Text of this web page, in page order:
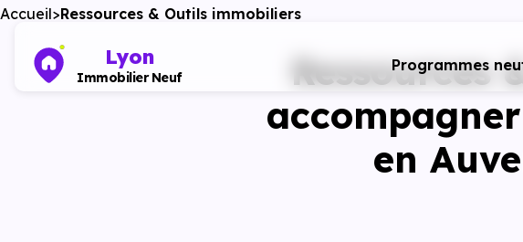
Lyon
Immobilier Neuf
Programmes
Accueil Ressources & Outils immobiliers
en